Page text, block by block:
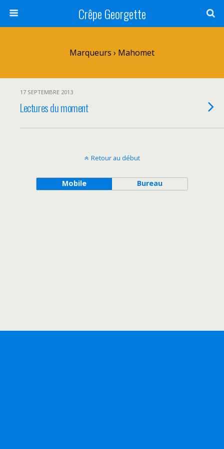
Crêpe Georgette
Marqueurs › Mahomet
17 SEPTEMBRE 2013
Lectures du moment
Retour au début
Mobile Bureau